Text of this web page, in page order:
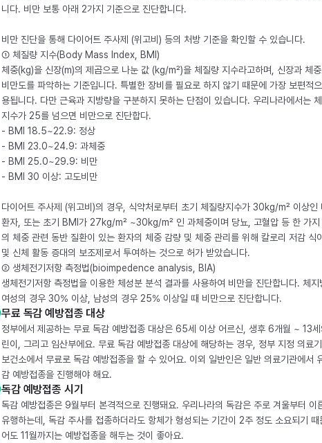
니다. 비만 보통 아래 2가지 기준으로 진단합니다.
비만 진단을 통해 다이어트 주사제 (위고비) 등의 처방 기준을 확인할 수 있습니다.
① 체질량 지수(Body Mass Index, BMI)
체중(kg)을 신장(m)의 제곱으로 나눈 값 (kg/m²)을 체질량 지수라고하며, 신장과 체
비만도를 파악하는 기준입니다. 특별한 장비를 필요로 하지 않기 때문에 가장 보편적
용됩니다. 다만 근육과 지방량을 구분하지 못하는 단점이 있습니다. 우리나라에서는
지수가 25를 넘으면 비만으로 진단합다.
- BMI 18.5~22.9: 정상
- BMI 23.0~24.9: 과체중
- BMI 25.0~29.9: 비만
- BMI 30 이상: 고도비만
다이어트 주사제 (위고비)의 경우, 식약처로부터 초기 체질량지수가 30kg/m² 이상인
환자, 또는 초기 BMI가 27kg/m² ~30kg/m² 인 과체중이며 당뇨, 고혈압 등 한 가지
의 체중 관련 동반 질환이 있는 환자의 체중 감량 및 체중 관리를 위해 칼로리 저감 식
및 신체 활동 증대의 보조제로서 투여하는 것으로 허가 받았습니다.
② 생체전기저항 측정법(bioimpedence analysis, BIA)
생체전기저항 측정법을 이용한 체성분 분석 결과를 사용하여 비만을 진단합니다. 체지
여성의 경우 30% 이상, 남성의 경우 25% 이상일 때 비만으로 진단합니다.
무료 독감 예방접종 대상
정부에서 제공하는 무료 독감 예방접종 대상은 65세 이상 어르신, 생후 6개월 ~ 13
린이, 그리고 임산부에요. 무료 독감 예방접종 대상에 해당하는 경우, 정부 지정 의료
보건소에서 무료로 독감 예방접종을 할 수 있어요. 이외 일반인은 일반 의료기관에서
감 예방접종을 진행해야 해요.
독감 예방접종 시기
독감 예방접종은 9월부터 본격적으로 진행돼요. 우리나라의 독감은 주로 겨울부터 이
유행하는데, 독감 주사를 접종하더라도 항체가 형성되는 기간이 2주 정도 소요되기 때
어도 11월까지는 예방접종을 해두는 것이 좋아요.